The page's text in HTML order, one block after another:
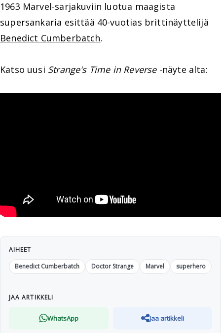
1963 Marvel-sarjakuviin luotua maagista
supersankaria esittää 40-vuotias brittinäyttelijä
Benedict Cumberbatch.
Katso uusi Strange's Time in Reverse-näyte alta:
AIHEET
Benedict Cumberbatch
Doctor Strange Marvel superhero
JAA ARTIKKELI
WhatsApp Jaa artikkeli